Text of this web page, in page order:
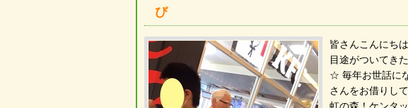
び
皆さんこんにち
目途がついてき
☆ 毎年お世話に
さんをお借りし